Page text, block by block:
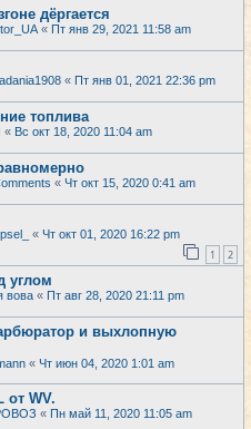
дёргается
« Пт янв 29, 2021 11:58 am
« Пт янв 01, 2021 22:36 pm
топлива
« Вс окт 18, 2020 11:04 am
« Чт окт 15, 2020 0:41 am
« Чт окт 01, 2020 16:22 pm
1 2
углом
вова « Пт авг 28, 2020 21:11 pm
и выхлопную
« Чт июн 04, 2020 1:01 am
от WV.
« Пн май 11, 2020 11:05 am